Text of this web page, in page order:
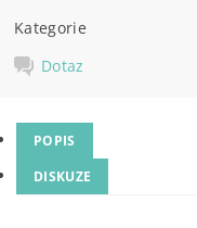
Kategorie
Dotaz
POPIS
DISKUZE